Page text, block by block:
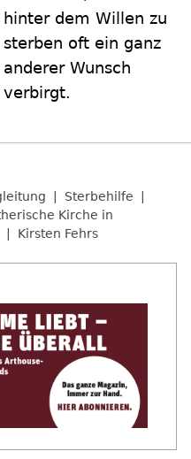
hinter dem Willen zu
sterben oft ein ganz
anderer Wunsch
verbirgt.
Sterbehilfe
Kirche in
Kirsten Fehrs